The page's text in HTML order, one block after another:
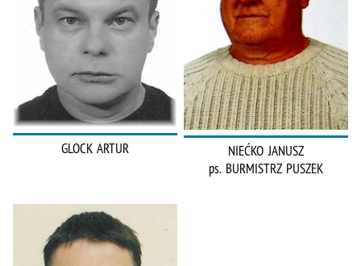
GLOCK ARTUR
NIEĆKO JANUSZ
ps. BURMISTRZ PUSZEK